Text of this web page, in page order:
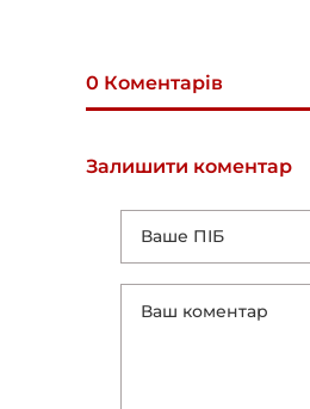
0 Коментарів
Залишити коментар